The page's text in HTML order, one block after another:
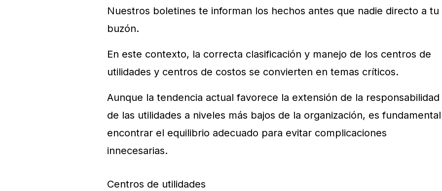
Nuestros boletines te informan los hechos antes que nadie directo a tu
buzón.
En este contexto, la correcta clasificación y manejo de los centros de
utilidades y centros de costos se convierten en temas críticos.
Aunque la tendencia actual favorece la extensión de la responsabilidad
de las utilidades a niveles más bajos de la organización, es fundamental
encontrar el equilibrio adecuado para evitar complicaciones
innecesarias.
Centros de utilidades